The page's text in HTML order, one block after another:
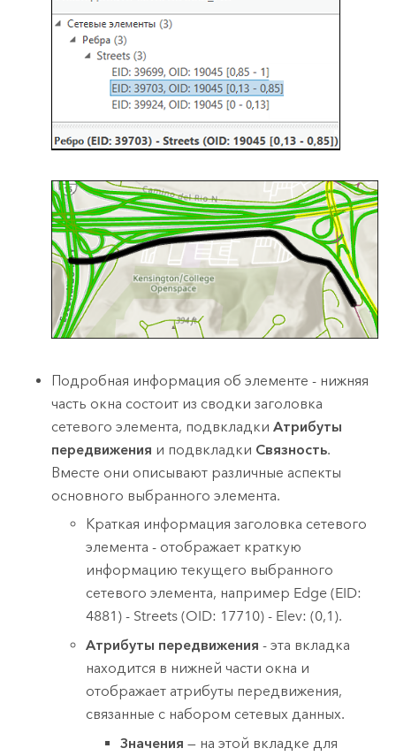
Подробная информация об элементе - нижняя
часть окна состоит из сводки заголовка
сетевого элемента, подвкладкиАтрибуты
передвижения и подвкладки Связность.
Вместе они описывают различные аспекты
основного выбранного элемента.
Краткая информация заголовка сетевого
элемента - отображает краткую
информацию текущего выбранного
сетевого элемента, например Edge (EID:
4881) - Streets (OID: 17710) - Elev: (0,1).
Атрибуты передвижения - эта вкладка
находится в нижней части окна и
отображает атрибуты передвижения,
связанные с набором сетевых данных.
Значения — на этой вкладке для